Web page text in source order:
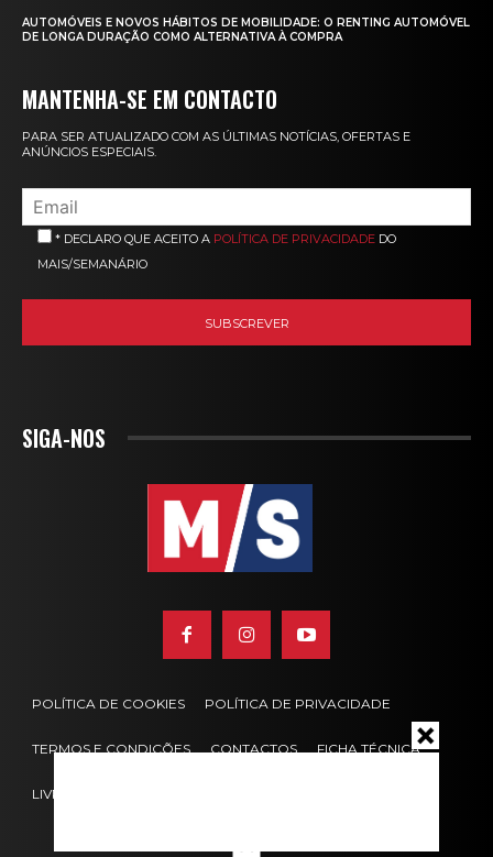
AUTOMÓVEIS E NOVOS HÁBITOS DE MOBILIDADE: O RENTING AUTOMÓVEL
DE LONGA DURAÇÃO COMO ALTERNATIVA À COMPRA
MANTENHA-SE EM CONTACTO
PARA SER ATUALIZADO COM AS ÚLTIMAS NOTÍCIAS, OFERTAS E
ANÚNCIOS ESPECIAIS.
* DECLARO QUE ACEITO A POLÍTICA DE PRIVACIDADE DO
MAIS/SEMANÁRIO
SIGA-NOS
POLÍTICA DE COOKIES POLÍTICA DE PRIVACIDADE
TERMOS E CONDIÇÕES CONTACTOS FICHA TÉCNICA
LIVRO DE RECLAMAÇÕES